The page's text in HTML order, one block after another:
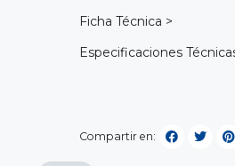
Ficha Técnica >
Especificaciones
Compartir en: